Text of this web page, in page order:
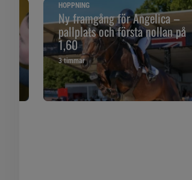
HOPPNING
Ny framgång för Angelica –
pallplats och första nollan på
1,60
3 timmar